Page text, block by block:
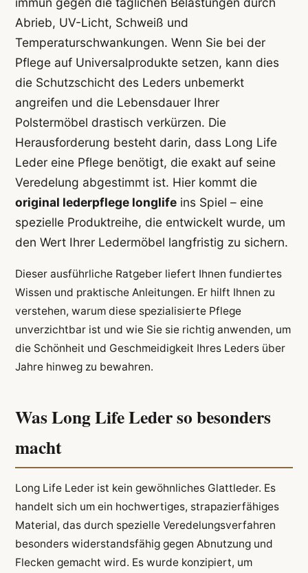
Abrieb, UV-Licht, Schweiß und
Temperaturschwankungen. Wenn Sie bei der
Pflege auf Universalprodukte setzen, kann dies
die Schutzschicht des Leders unbemerkt
angreifen und die Lebensdauer Ihrer
Polstermöbel drastisch verkürzen. Die
Herausforderung besteht darin, dass Long Life
Leder eine Pflege benötigt, die exakt auf seine
Veredelung abgestimmt ist. Hier kommt die
original lederpflege longlifeins Spiel – eine
spezielle Produktreihe, die entwickelt wurde, um
den Wert Ihrer Ledermöbel langfristig zu sichern.
Dieser ausführliche Ratgeber liefert Ihnen fundiertes
Wissen und praktische Anleitungen. Er hilft Ihnen zu
verstehen, warum diese spezialisierte Pflege
unverzichtbar ist und wie Sie sie richtig anwenden, um
die Schönheit und Geschmeidigkeit Ihres Leders über
Jahre hinweg zu bewahren.
Was Long Life Leder so besonders
macht
Long Life Leder ist kein gewöhnliches Glattleder. Es
handelt sich um ein hochwertiges, strapazierfähiges
Material, das durch spezielle Veredelungsverfahren
besonders widerstandsfähig gegen Abnutzung und
Flecken gemacht wird. Es wurde konzipiert, um